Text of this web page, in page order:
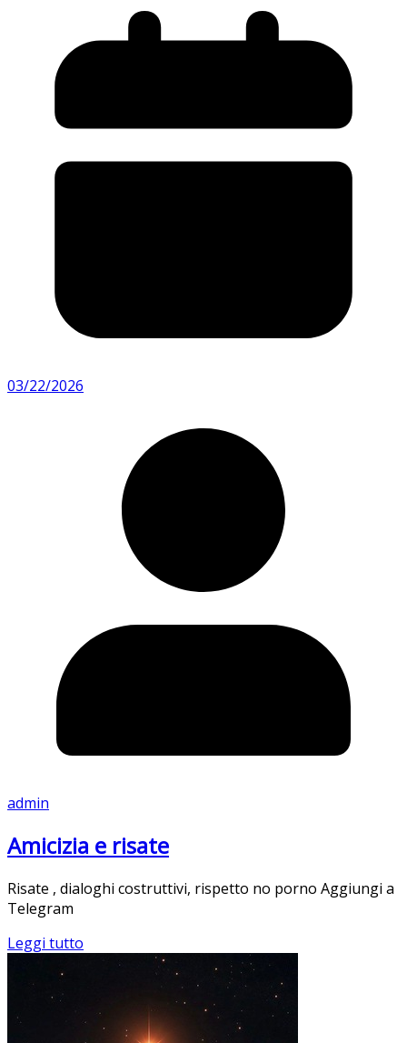
03/22/2026
admin
Amicizia e risate
Risate , dialoghi costruttivi, rispetto no porno Aggiungi a
Telegram
Leggi tutto